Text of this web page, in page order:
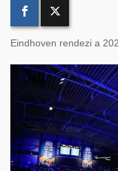
Eindhoven rendezi a